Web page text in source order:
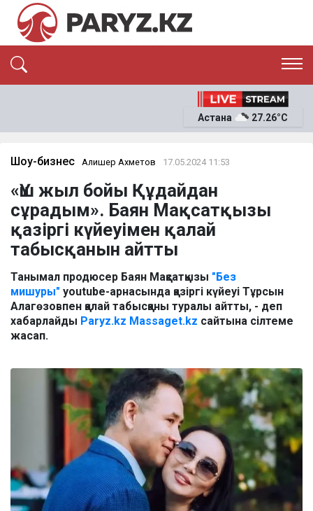
ЭКОНОМИКА
ОҚИҒА
News
Астана 27.26°C
Шоу-бизнес Алишер Ахметов 17.05.2024 11:53
«Үш жыл бойы Құдайдан
сұрадым». Баян Мақсатқызы
қазіргі күйеуімен қалай
табысқанын айтты
Танымал продюсер Баян Мақсатқызы "Без
мишуры" youtube-арнасында қазіргі күйеуі Тұрсын
Алагөзовпен қалай табысқаны туралы айтты, - деп
хабарлайды Paryz.kz Massaget.kz сайтына сілтеме
жасап.